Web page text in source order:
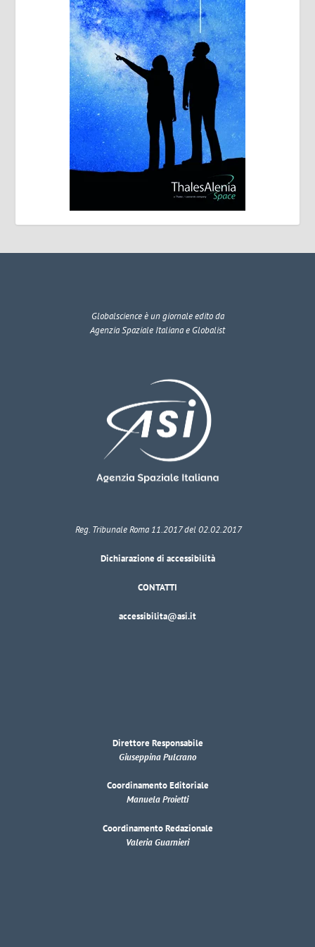
Globalscienceè un giornale edito da
Agenzia Spaziale Italiana e Globalist
Reg. Tribunale Roma 11.2017 del 02.02.2017
Dichiarazione di accessibilità
CONTATTI
accessibilita@asi.it
Direttore Responsabile
Giuseppina Pulcrano
Coordinamento Editoriale
Manuela Proietti
Coordinamento Redazionale
Valeria Guarnieri